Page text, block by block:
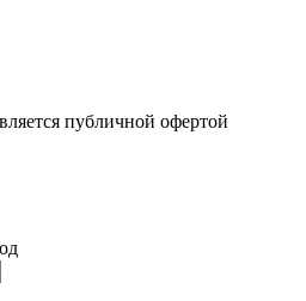
публичной офертой